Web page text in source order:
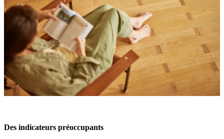
Des indicateurs préoccupants